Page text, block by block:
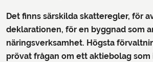
Det finns särskilda skatteregler, för
deklarationen, för en byggnad som
näringsverksamhet. Högsta
prövat frågan om ett aktiebolag